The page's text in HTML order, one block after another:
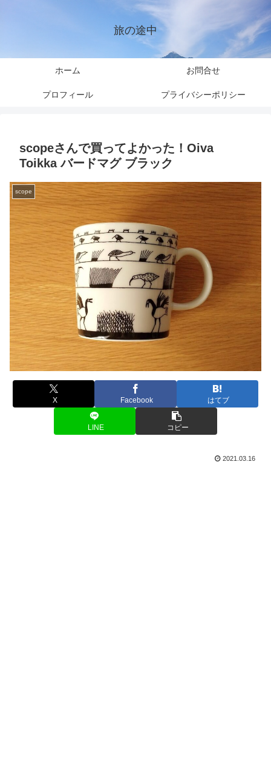
旅の途中
ホーム お問合せ
プロフィール プライバシーポリシー
scopeさんで買ってよかった！Oiva
Toikka バードマグ ブラック
scope
X Facebook はてブ
LINE コピー
2021.03.16